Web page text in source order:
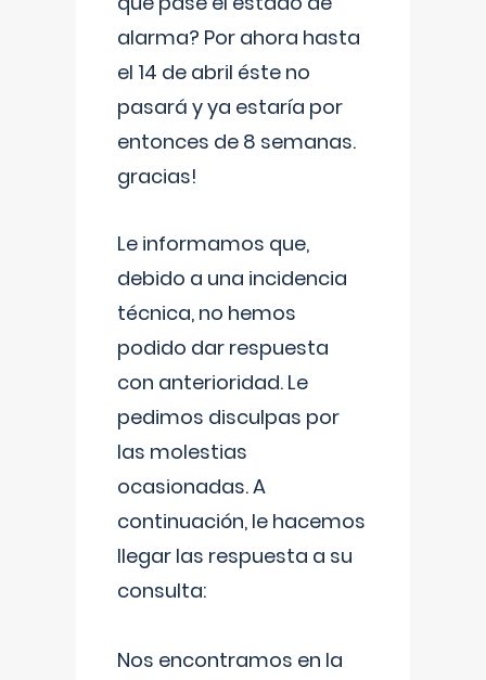
alarma? Por ahora hasta
el 14 de abril éste no
pasará y ya estaría por
entonces de 8 semanas.
gracias!
Le informamos que,
debido a una incidencia
técnica, no hemos
podido dar respuesta
con anterioridad. Le
pedimos disculpas por
las molestias
ocasionadas. A
continuación, le hacemos
llegar las respuesta a su
consulta:
Nos encontramos en la